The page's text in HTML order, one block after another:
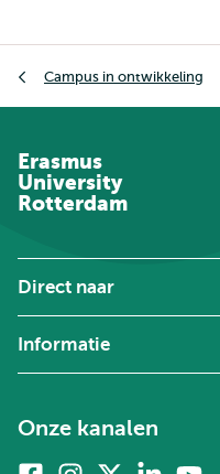
Campus in ontwikkeling
Erasmus
University
Rotterdam
Direct naar
Informatie
Onze kanalen